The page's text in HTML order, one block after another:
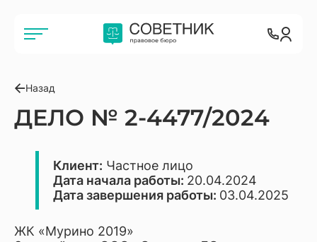
Назад
ДЕЛО № 2-4477/2024
Клиент: Частное лицо
Дата начала работы: 20.04.2024
Дата завершения работы: 03.04.2025
ЖК «Мурино 2019»